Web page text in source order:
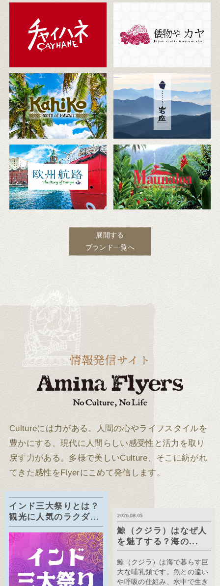
展開する
ブランド一覧へ
Cultureには力がある。
人間の心やライフスタイルを
豊かにする、現代に人間らしい感受性と活力を取り
戻す力がある。 多様で美しいCulture、そこに紡がれ
てきた感性をFlyerにこめて発信します。
インド三大祭りとは？
観光に人気のラクダ...
鯨（クジラ）はなぜ人
を魅了する？海の...
鯨（クジラ）は海で暮らす巨
大な哺乳類です。魚との違い
や呼吸の仕組み、水中で生き
2026.08.05